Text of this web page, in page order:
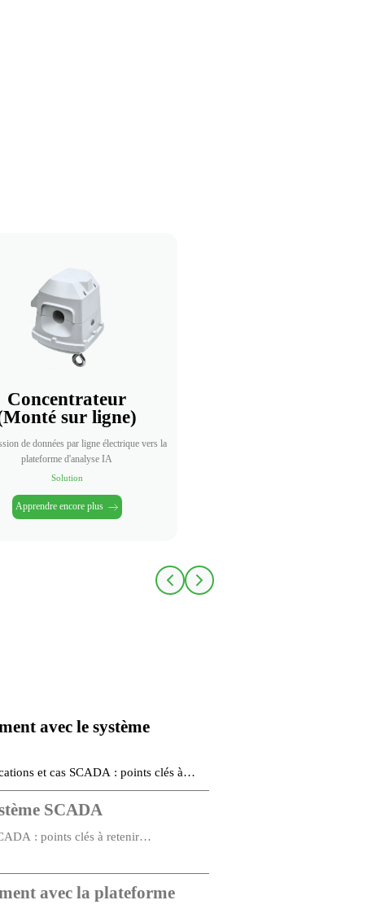
Concentrateur
sur ligne)
de données par ligne électrique vers la
plateforme d'analyse IA
Solution
Apprendre encore plus
avec le système
et cas SCADA : points clés à
SCADA
: points clés à retenir…
avec la plateforme